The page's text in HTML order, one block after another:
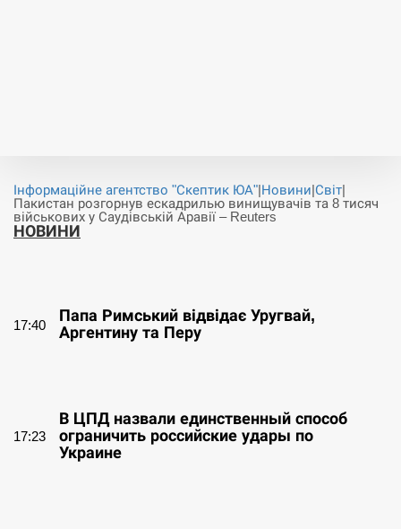
Інформаційне агентство "Скептик ЮА"|Новини|Світ|
Пакистан розгорнув ескадрилью винищувачів та 8 тисяч
військових у Саудівській Аравії – Reuters
НОВИНИ
17:40
Папа Римський відвідає Уругвай,
Аргентину та Перу
17:23
В ЦПД назвали единственный способ
ограничить российские удары по
Украине